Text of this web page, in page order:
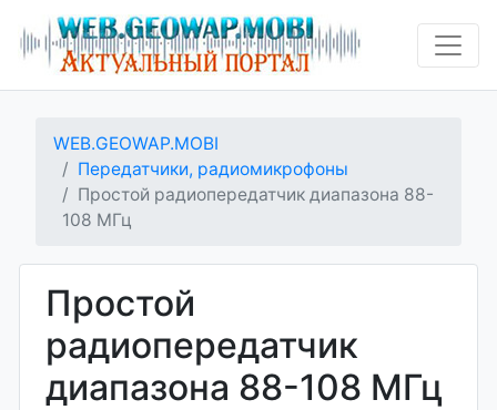
WEB.GEOWAP.MOBI
Передатчики, радиомикрофоны
Простой радиопередатчик диапазона 88-
108 МГц
Простой
радиопередатчик
диапазона 88-108 МГц